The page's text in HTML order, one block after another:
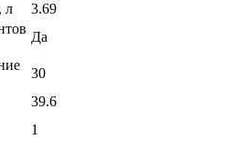
л
3.69
Да
30
39.6
1